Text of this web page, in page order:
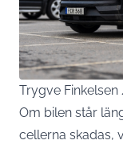
Trygve
Om bilen står
cellerna skadas,